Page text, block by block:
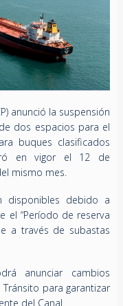
anunció la suspensión
dos espacios para el
buques clasificados
en vigor el 12 de
mismo mes.
disponibles debido a
el “Período de reserva
a través de subastas
anunciar cambios
para garantizar
del Canal.